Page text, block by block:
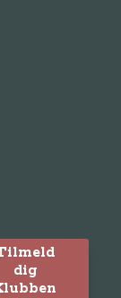
dig